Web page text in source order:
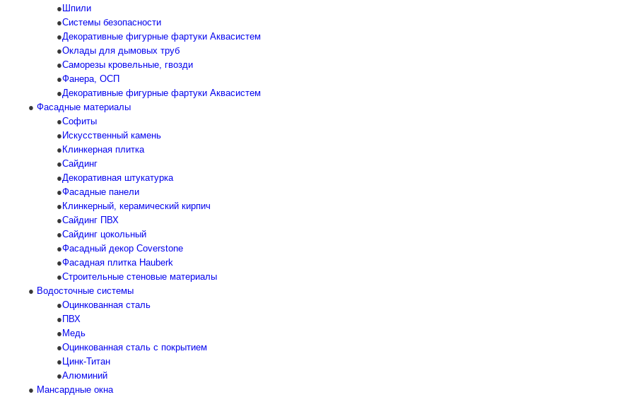
Шпили
Системы безопасности
Декоративные фигурные фартуки Аквасистем
Оклады для дымовых труб
Саморезы кровельные, гвозди
Фанера, ОСП
Декоративные фигурные фартуки Аквасистем
Фасадные материалы
Софиты
Искусственный камень
Клинкерная плитка
Сайдинг
Декоративная штукатурка
Фасадные панели
Клинкерный, керамический кирпич
Сайдинг ПВХ
Сайдинг цокольный
Фасадный декор Coverstone
Фасадная плитка Hauberk
Строительные стеновые материалы
Водосточные системы
Оцинкованная сталь
ПВХ
Медь
Оцинкованная сталь с покрытием
Цинк-Титан
Алюминий
Мансардные окна